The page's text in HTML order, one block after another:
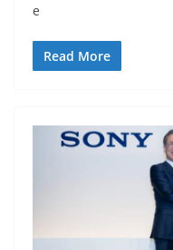
e
Read More